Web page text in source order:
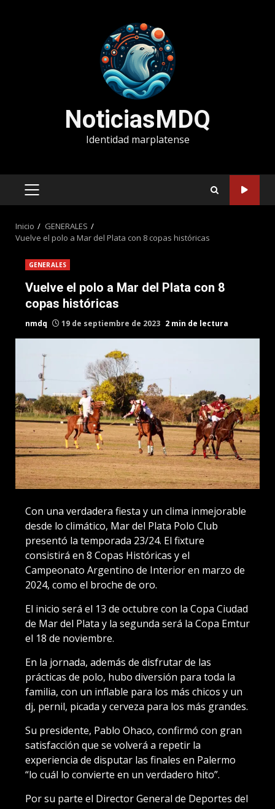
NoticiasMDQ
Identidad marplatense
MENÚ
Inicio
GENERALES
Vuelve el polo a Mar del Plata con 8 copas históricas
GENERALES
Vuelve el polo a Mar del Plata con 8
copas históricas
nmdq 19 de septiembre de 2023 2 min de lectura
Con una verdadera fiesta y un clima inmejorable
desde lo climático, Mar del Plata Polo Club
presentó la temporada 23/24. El fixture
consistirá en 8 Copas Históricas y el
Campeonato Argentino de Interior en marzo de
2024, como el broche de oro.
El inicio será el 13 de octubre con la Copa Ciudad
de Mar del Plata y la segunda será la Copa Emtur
el 18 de noviembre.
En la jornada, además de disfrutar de las
prácticas de polo, hubo diversión para toda la
familia, con un inflable para los más chicos y un
dj, pernil, picada y cerveza para los más grandes.
Su presidente, Pablo Ohaco, confirmó con gran
satisfacción que se volverá a repetir la
experiencia de disputar las finales en Palermo
“lo cuál lo convierte en un verdadero hito”.
Por su parte el Director General de Deportes del